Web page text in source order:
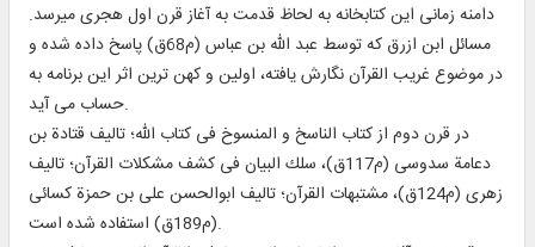
دامنه زمانى اين كتابخانه به لحاظ قدمت به آغاز قرن اول هجرى ميرسد.
مسائل ابن ازرق كه توسط عبد الله بن عباس (م‏68ق) پاسخ داده شده و
در موضوع غريب القرآن نگارش يافته، اولين و كهن ترين اثر اين برنامه به
حساب مى آيد.
در قرن دوم از كتاب الناسخ و المنسوخ فى كتاب الله؛ تاليف قتادة بن
دعامة سدوسى (م‏117ق)، سلك البيان فى كشف مشكلات القرآن؛ تاليف
زهرى (م‏124ق)، مشتبهات القرآن؛ تاليف ابوالحسن على بن حمزة كسائى
(م‏189ق) استفاده شده است.